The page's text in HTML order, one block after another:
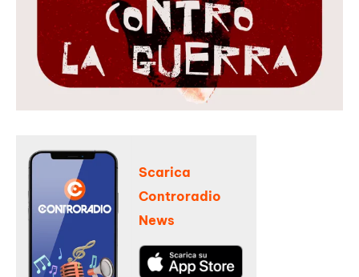
Scarica
Controradio
News